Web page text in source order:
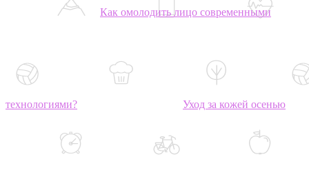
Как омолодить лицо современными
технологиями? Уход за кожей осенью